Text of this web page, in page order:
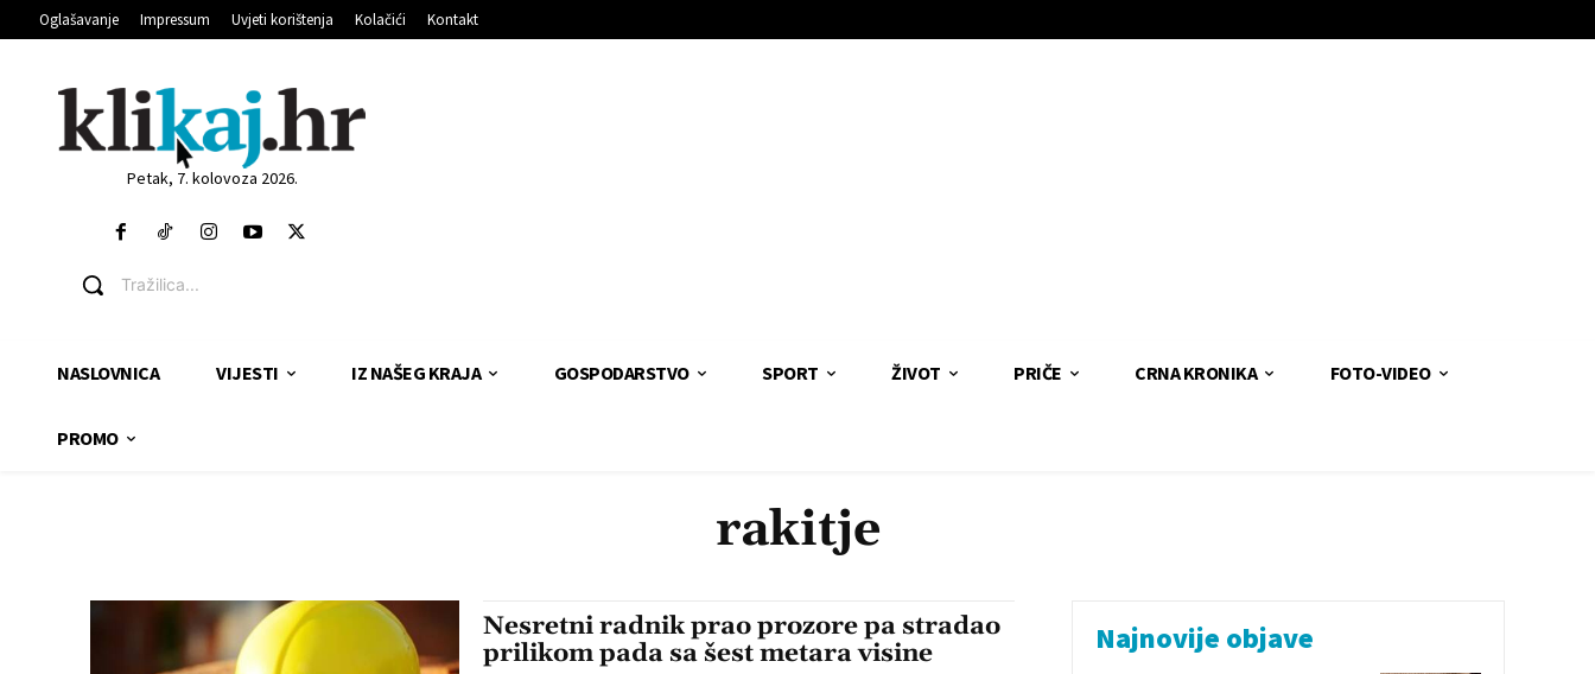
Oglašavanje Impressum Uvjeti korištenja Kolačići Kontakt
Petak, 7. kolovoza 2026.
Tražilica...
NASLOVNICA VIJESTI IZ NAŠEG KRAJA GOSPODARSTVO SPORT ŽIVOT PRIČE CRNA KRONIKA FOTO-VIDEO
PROMO
rakitje
Nesretni radnik prao prozore pa stradao
prilikom pada sa šest metara visine
Najnovije objave